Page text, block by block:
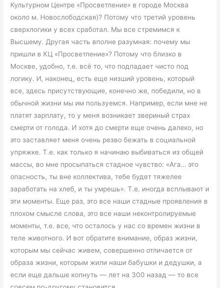
Культурном Центре «Просветление» в городе Москва
около м. Новослободская)? Потому что третий уровень
сверхлогики у всех сработал. Мы все стремимся к
Высшему. Другая часть вполне разумная: почему мы
пришли в КЦ «Просветление»? Потому что близко в
Москве, удобно, т.е. всё то, что подпадает чисто под
логику. И, наконец, есть еще низший уровень, который
все, здесь присутствующие, конечно же, победили, но в
обычной жизни мы им пользуемся. Например, если мне не
платят зарплату, то у меня возникает звериный страх
смерти от голода. И хотя до смерти еще очень далеко, но
это заставляет меня очень резво бежать в социальной
упряжке. Т.е. как только я начинаю выбиваться из общей
массы, во мне просыпаться стадное чувство: «Ага… это
опасность, ты вне коллектива, тебе будет тяжелее
заработать на хлеб, и ты умрешь». Т.е. иногда всплывают и
эти моменты. Еще раз, это все наши стадные проявления в
плохом смысле слова, это все наши неконтролируемые
моменты, т.е. все, что осталось у нас со времен жизни в
теле животного. И вот обратите внимание, образ жизни,
которым мы сейчас живем, совершенно отличается от
образа жизни, которым жили наши бабушки и дедушки, а
если еще дальше копнуть — лет на 300 назад — то все